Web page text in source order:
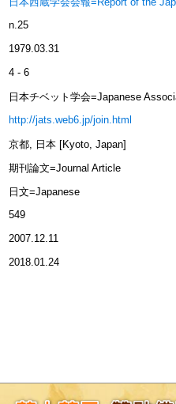
n.25
1979.03.31
4 - 6
日本チベット学会=Japanese
http://jats.web6.jp/join.html
京都, 日本 [Kyoto, Japan]
期刊論文=Journal Article
日文=Japanese
549
2007.12.11
2018.01.24